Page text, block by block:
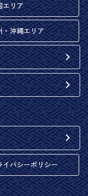
エリア
・沖縄エリア
イバシーポリシー